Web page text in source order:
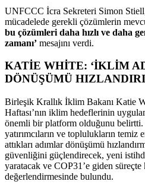
UNFCCC İcra Sekreteri Simon
mücadelede gerekli çözümlerin
bu çözümleri daha hızlı ve daha
zamanı’ mesajını verdi.
KATİE WHİTE: ‘İKLİM
DÖNÜŞÜMÜ
Birleşik Krallık İklim Bakanı Katie
Haftası’nın iklim hedeflerinin
önemli bir platform olduğunu
yatırımcıların ve toplulukların
attıkları adımlar dönüşümü
güvenliğini güçlendirecek, yeni
yaratacak ve COP31’e giden süreçte
değerlendirmesinde bulundu.